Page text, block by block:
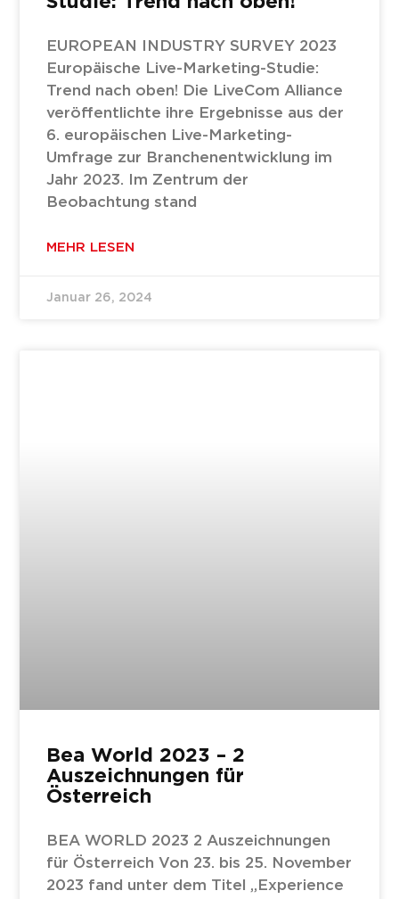
EUROPEAN INDUSTRY SURVEY 2023
Europäische Live-Marketing-Studie:
Trend nach oben! Die LiveCom Alliance
veröffentlichte ihre Ergebnisse aus der
6. europäischen Live-Marketing-
Umfrage zur Branchenentwicklung im
Jahr 2023. Im Zentrum der
Beobachtung stand
MEHR LESEN
Januar 26, 2024
Bea World 2023 – 2
Auszeichnungen für
Österreich
BEA WORLD 2023 2 Auszeichnungen
für Österreich Von 23. bis 25. November
2023 fand unter dem Titel „Experience